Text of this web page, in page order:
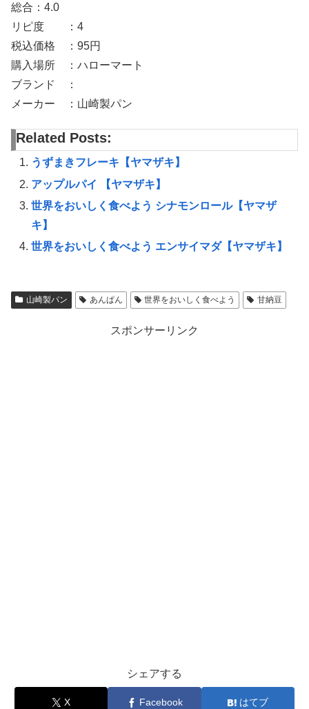
総合：4.0
リピ度 ：4
税込価格 ：95円
購入場所 ：ハローマート
ブランド ：
メーカー ：山崎製パン
Related Posts:
うずまきフレーキ【ヤマザキ】
アップルパイ 【ヤマザキ】
世界をおいしく食べよう シナモンロール【ヤマザ
キ】
世界をおいしく食べよう エンサイマダ【ヤマザキ】
山崎製パン あんぱん 世界をおいしく食べよう 甘納豆
スポンサーリンク
シェアする
X Facebook はてブ